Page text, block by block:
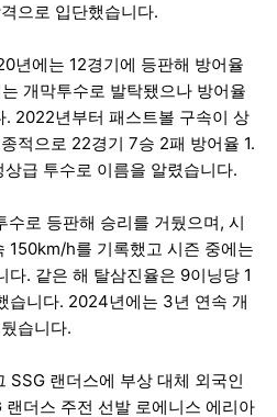
으로 입단했습니다.
년에는 12경기에 등판해 방어율
개막투수로 발탁됐으나 방어율
2022년부터 패스트볼 구속이 상
적으로 22경기 7승 2패 방어율 1.
급 투수로 이름을 알렸습니다.
로 등판해 승리를 거뒀으며, 시
150km/h를 기록했고 시즌 중에는
. 같은 해 탈삼진율은 9이닝당 1
습니다. 2024년에는 3년 연속 개
습니다.
랜더스에 부상 대체 외국인
더스 주전 선발 로에니스 에리아